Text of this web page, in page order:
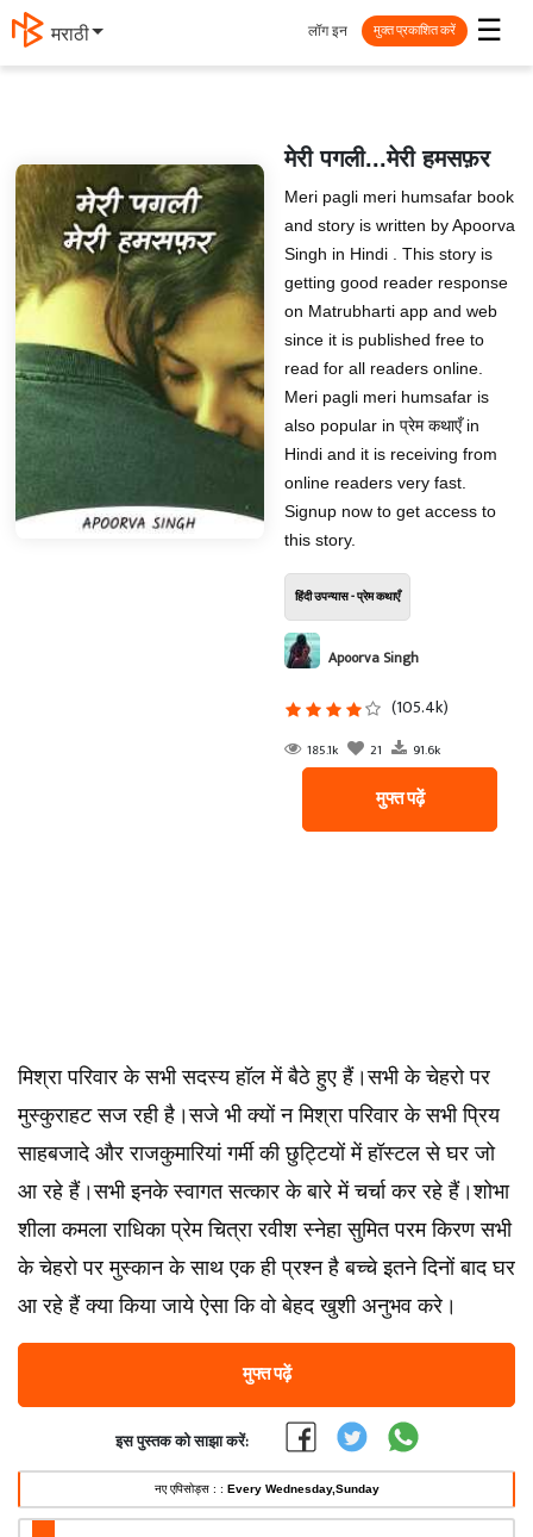
मराठी ☰
लॉग इन मुक्त प्रकाशित करें
मेरी पगली...मेरी हमसफ़र
Meri pagli meri humsafar book
and story is written by Apoorva
Singh in Hindi . This story is
getting good reader response
on Matrubharti app and web
since it is published free to
read for all readers online.
Meri pagli meri humsafar is
also popular in प्रेम कथाएँ in
Hindi and it is receiving from
online readers very fast.
Signup now to get access to
this story.
हिंदी उपन्यास - प्रेम कथाएँ
Apoorva Singh
(105.4k)
185.1k 21 91.6k
मुफ्त पढ़ें
मिश्रा परिवार के सभी सदस्य हॉल में बैठे हुए हैं।सभी के चेहरो पर
मुस्कुराहट सज रही है।सजे भी क्यों न मिश्रा परिवार के सभी प्रिय
साहबजादे और राजकुमारियां गर्मी की छुट्टियों में हॉस्टल से घर जो
आ रहे हैं।सभी इनके स्वागत सत्कार के बारे में चर्चा कर रहे हैं।शोभा
शीला कमला राधिका प्रेम चित्रा रवीश स्नेहा सुमित परम किरण सभी
के चेहरो पर मुस्कान के साथ एक ही प्रश्न है बच्चे इतने दिनों बाद घर
आ रहे हैं क्या किया जाये ऐसा कि वो बेहद खुशी अनुभव करे।
मुफ्त पढ़ें
इस पुस्तक को साझा करें:
नए एपिसोड्स : : Every Wednesday,Sunday